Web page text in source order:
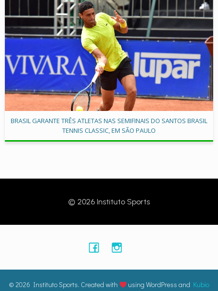
BRASIL GARANTE TRÊS ATLETAS NAS SEMIFINAIS DO SANTOS BRASIL
TENNIS CLASSIC, EM SÃO PAULO
© 2026 Instituto Sports
© 2026 Instituto Sports. Created with using WordPress and Kubio